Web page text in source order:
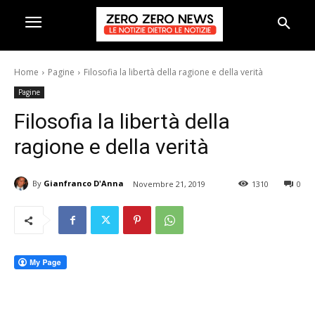
Home Pagine Filosofia la libertà della ragione e della verità
Pagine
Filosofia la libertà della
ragione e della verità
By Gianfranco D'Anna Novembre 21, 2019 0
1310